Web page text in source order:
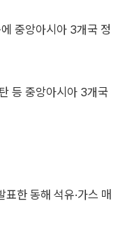
중앙아시아 3개국 정
등 중앙아시아 3개국
한 동해 석유·가스 매